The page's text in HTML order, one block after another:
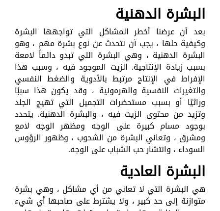
البشرة الدهنية
بعد أن عرضنا أخطر المشاكل التي تواجهها البشرة
وكيفية حلها ، يجب أن نتحدث عن نوع بشرة مهم ، وهو
البشرة الدهنية ، وهي البشرة التي تبدو دائماً لامعة
بسبب زيادة الإنتاجية. الزيت الموجود فيه ، وسبب هذا
الإفراط في الإنتاج مرتبط بالأدوية والضغط النفسي
والتغيرات النفسية والهرمونية ، وقد يكون هذا سببًا
وراثيًا أو بسبب مستحضرات التجميل التي تهيج الجلد
وتزيد من محتوى الزيت فيه ، والبشرة الدهنية. يتحدد
بوجود مسام كبيرة على الوجه ومظهر الوجه لامع
ومشرق ، وتعاني البشرة من الشحوب ، وظهور الرؤوس
السوداء ، وانتشار حب الشباب على الوجه.
البشرة العادية
هي البشرة التي لا تعاني من أي مشاكل ، وهي بشرة
متوازنة إلى حد كبير ، ولا يشترط على صاحبها أي شيء